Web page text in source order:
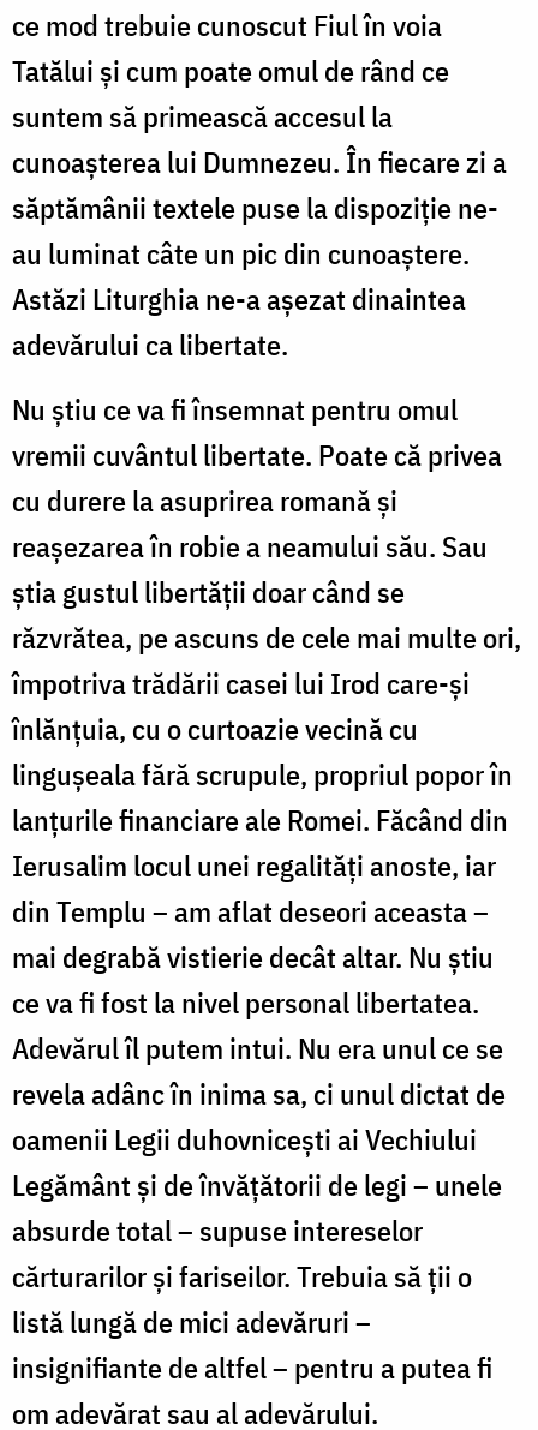
ce mod trebuie cunoscut Fiul în voia
Tatălui și cum poate omul de rând ce
suntem să primească accesul la
cunoașterea lui Dumnezeu. În fiecare zi a
săptămânii textele puse la dispoziție ne-
au luminat câte un pic din cunoaștere.
Astăzi Liturghia ne-a așezat dinaintea
adevărului ca libertate.
Nu știu ce va fi însemnat pentru omul
vremii cuvântul libertate. Poate că privea
cu durere la asuprirea romană și
reașezarea în robie a neamului său. Sau
știa gustul libertății doar când se
răzvrătea, pe ascuns de cele mai multe ori,
împotriva trădării casei lui Irod care-și
înlănțuia, cu o curtoazie vecină cu
lingușeala fără scrupule, propriul popor în
lanțurile financiare ale Romei. Făcând din
Ierusalim locul unei regalități anoste, iar
din Templu – am aflat deseori aceasta –
mai degrabă vistierie decât altar. Nu știu
ce va fi fost la nivel personal libertatea.
Adevărul îl putem intui. Nu era unul ce se
revela adânc în inima sa, ci unul dictat de
oamenii Legii duhovnicești ai Vechiului
Legământ și de învățătorii de legi – unele
absurde total – supuse intereselor
cărturarilor și fariseilor. Trebuia să ții o
listă lungă de mici adevăruri –
insignifiante de altfel – pentru a putea fi
om adevărat sau al adevărului.